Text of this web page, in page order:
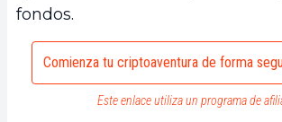
fondos.
Comienza tu criptoaventura de forma
Este enlace utiliza un programa de